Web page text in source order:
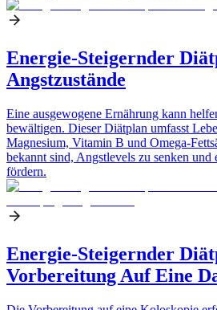
Energie-Steigernder
Angstzustände
Eine ausgewogene Ernährung kann
bewältigen. Dieser Diätplan umfasst
Magnesium, Vitamin B und Omega-
bekannt sind, Angstlevels zu senken und
fördern.
Energie-Steigernder
Vorbereitung Auf Eine